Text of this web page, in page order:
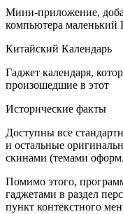
Мини-приложение,
компьютера маленький
Китайский Календарь
Гаджет календаря,
произошедшие в этот
Исторические факты
Доступны все
и остальные
скинами (темами
Помимо этого,
гаджетами в раздел
пункт контекстного